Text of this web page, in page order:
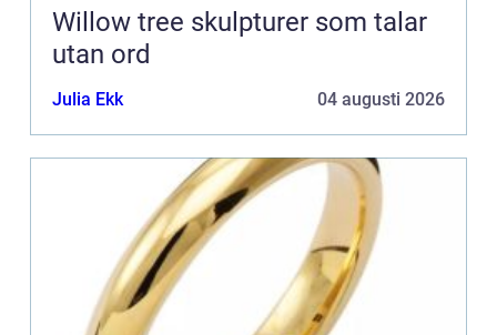
Willow tree skulpturer som talar
utan ord
Julia Ekk 04 augusti 2026